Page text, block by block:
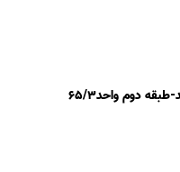
طبقه دومواحد۶ ۵/۳